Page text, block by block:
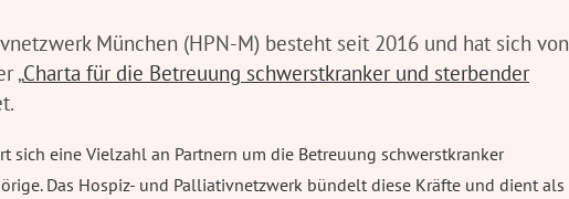
München (HPN-M) besteht seit 2016 und hat sich von
„Charta für die Betreuung schwerstkranker und sterbender
sich eine Vielzahl an Partnern um die Betreuung schwerstkranker
Das Hospiz- und Palliativnetzwerk bündelt diese Kräfte und dient als